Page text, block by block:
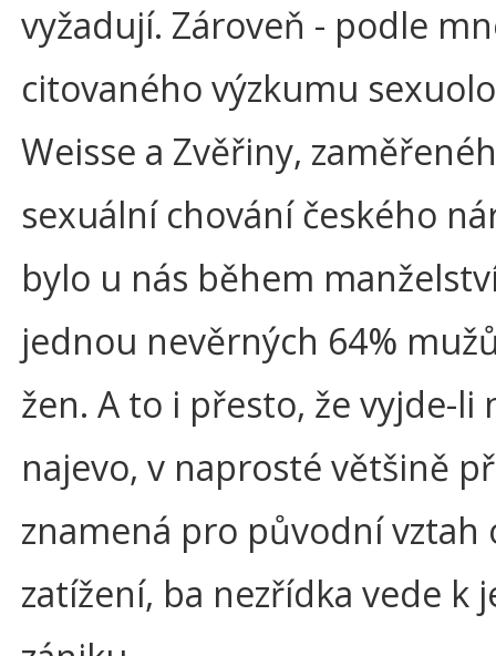
vyžadují. Zároveň - podle
citovaného výzkumu
Weisse a Zvěřiny,
sexuální chování českého
bylo u nás během
jednou nevěrných 64%
žen. A to i přesto, že vyjde-li
najevo, v naprosté většině
znamená pro původní vztah
zatížení, ba nezřídka vede k